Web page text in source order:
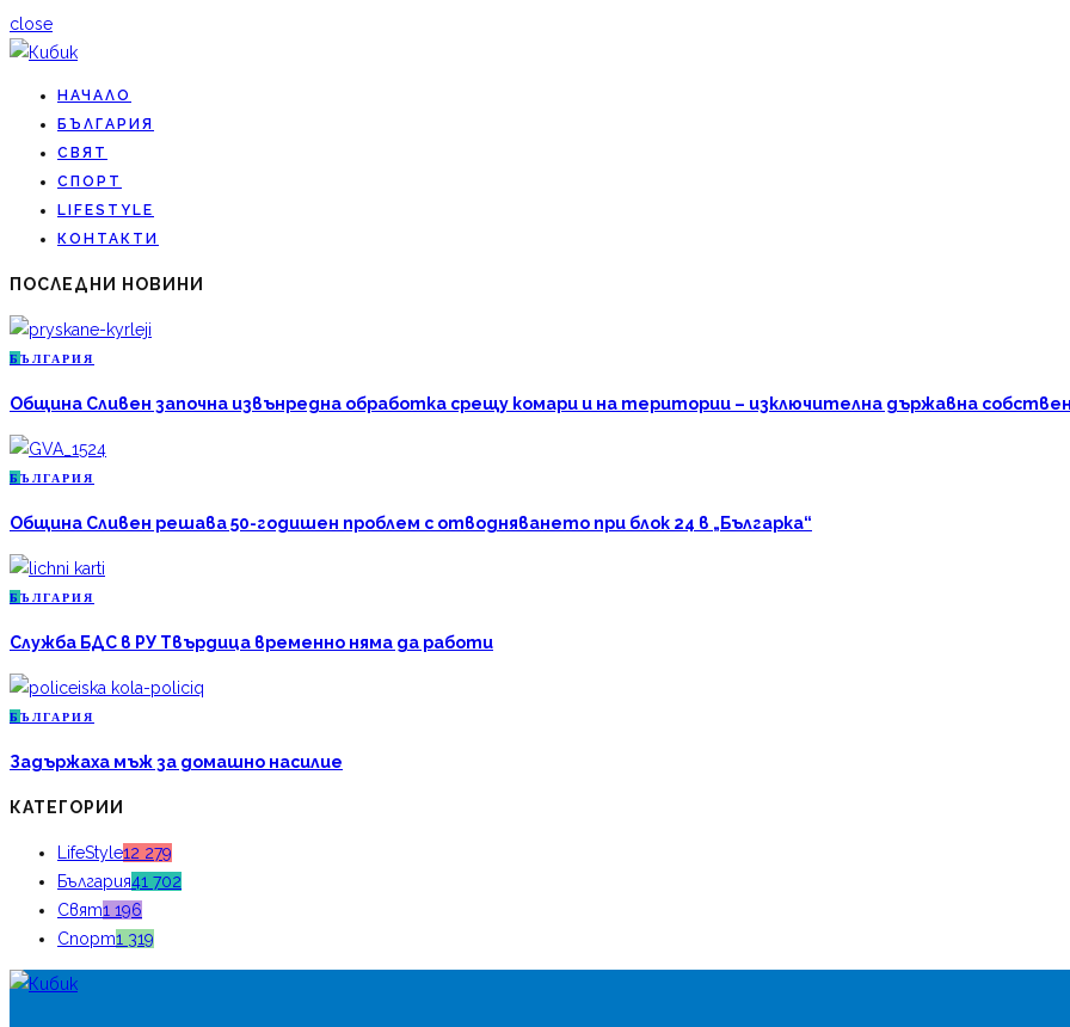
close
НАЧАЛО
БЪЛГАРИЯ
СВЯТ
СПОРТ
LIFESTYLE
КОНТАКТИ
ПОСЛЕДНИ НОВИНИ
Б ЪЛГАРИЯ
Община Сливен започна извънредна обработка срещу комари и на територии – изключителна държавна
Б ЪЛГАРИЯ
Община Сливен решава 50-годишен проблем с отводняването при блок 24 в „Българка“
Б ЪЛГАРИЯ
Служба БДС в РУ Твърдица временно няма да работи
Б ЪЛГАРИЯ
Задържаха мъж за домашно насилие
КАТЕГОРИИ
LifeStyle12 279
България41 702
Свят1 196
Спорт1 319